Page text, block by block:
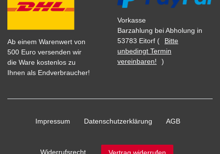
Ab einem Warenwert von
500 Euro versenden wir
die Ware kostenlos zu
Ihnen als Endverbraucher!
Vorkasse
Barzahlung bei Abholung in
53783 Eitorf (
Bitte
unbedingt Termin
vereinbaren!
)
Impressum Daten­schutz­erklärung AGB
Widerrufs­recht